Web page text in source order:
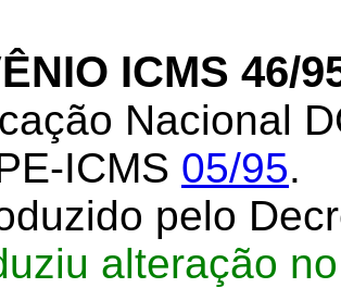
ICMS 46/
Nacional
ICMS 05/95.
pelo
alteração